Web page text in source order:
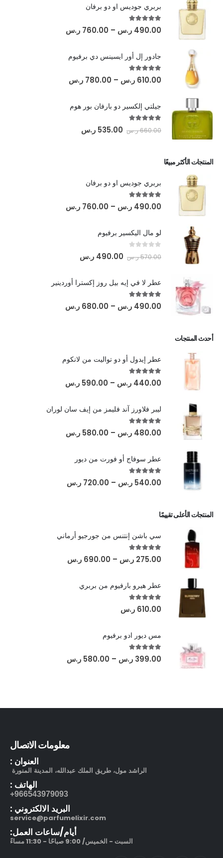
بربري جوديس او دو برفان
5.00
out of 5
490.00 ر.س –
760.00 ر.س
جادور إل أور ايسينس دي برفيوم
5.00
out of 5
610.00 ر.س –
780.00 ر.س
جيلتي إلكسير دو بارفان بور هوم
660.00ر.س 535.00 ر.س
المنتجات الأكثر مبيعًا
بربري جوديس او دو برفان
5.00
out of 5
490.00 ر.س –
760.00 ر.س
لو مال اليكسير برفيوم
570.00ر.س 490.00 ر.س
عطر لا في إيه بيل روز إكسترا أوردينير
5.00
out of 5
490.00 ر.س –
680.00 ر.س
أحدث المنتجات
عطر إيدول أو دو تواليت من لانكوم
5.00
out of 5
440.00 ر.س –
590.00 ر.س
ليبر فلاورز آند فليمز من إيف سان لوران
5.00
out of 5
480.00 ر.س –
580.00 ر.س
عطر سوفاج أو فورت من ديور
5.00
out of 5
540.00 ر.س –
720.00 ر.س
المنتجات الأعلى تقييمًا
سي باشن إنتنس من جورجيو أرماني
5.00
out of 5
275.00 ر.س –
690.00 ر.س
عطر هيرو بارفيوم من بربري
5.00
out of 5
610.00 ر.س
مس ديور ادو برفيوم
5.00
out of 5
399.00 ر.س –
580.00 ر.س
معلومات الاتصال
العنوان :
الراشد مول، طريق الملك عبدالله، المدينة المنورة
الهاتف :
966543979093+
البريد الالكتروني :
service@parfumelixir.com
أيام/ساعات العمل:
السبت - الخميس/ 9:00 صباحًا - 11:30 مساءً